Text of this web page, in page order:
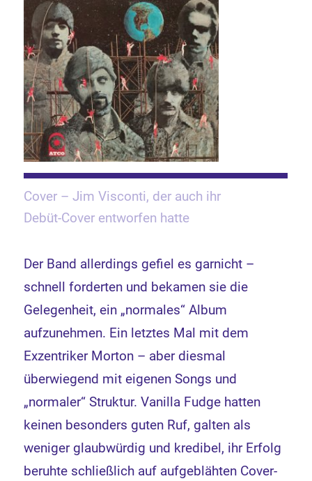
Cover – Jim Visconti, der auch ihr
Debüt-Cover entworfen hatte
Der Band allerdings gefiel es garnicht –
schnell forderten und bekamen sie die
Gelegenheit, ein „normales“ Album
aufzunehmen. Ein letztes Mal mit dem
Exzentriker Morton – aber diesmal
überwiegend mit eigenen Songs und
„normaler“ Struktur. Vanilla Fudge hatten
keinen besonders guten Ruf, galten als
weniger glaubwürdig und kredibel, ihr Erfolg
beruhte schließlich auf aufgeblähten Cover-